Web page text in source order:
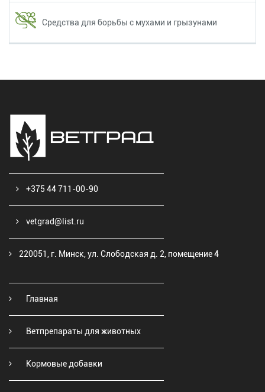
Средства для борьбы с мухами и грызунами
+375 44 711-00-90
vetgrad@list.ru
220051, г. Минск, ул. Слободская д. 2, помещение 4
Главная
Ветпрепараты для животных
Кормовые добавки